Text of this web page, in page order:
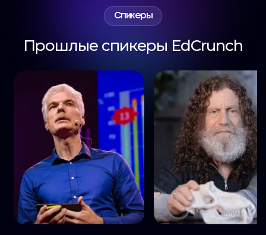
Спикеры
Прошлые спикеры EdCrunch